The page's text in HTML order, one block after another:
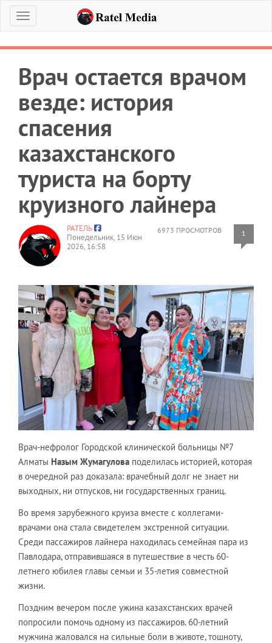
Меню
Врач остается врачом
везде: история
спасения
казахстанского
туриста на борту
круизного лайнера
6973 ПРОСМОТРОВ 1
РАТЕЛЬ
Понедельник, 15 Июн
2026, 16:58
Врач-нефролог Городской клинической больницы №7
Алматы Назым Жумагулова поделилась историей, которая
в очередной раз доказала: врачебный долг не знает ни
выходных, ни отпусков, ни государственных границ.
Во время зарубежного круиза вместе с коллегами-
врачами она стала свидетелем экстренной ситуации.
Среди пассажиров лайнера находилась семейная пара из
Павлодара, отправившаяся в путешествие в честь 60-
летнего юбилея главы семьи и 35-летия совместной
жизни.
Поздним вечером после ужина казахстанских врачей
попросили помочь одному из пассажиров. 60-летний
мужчина жаловался на сильные боли в животе, тошноту,